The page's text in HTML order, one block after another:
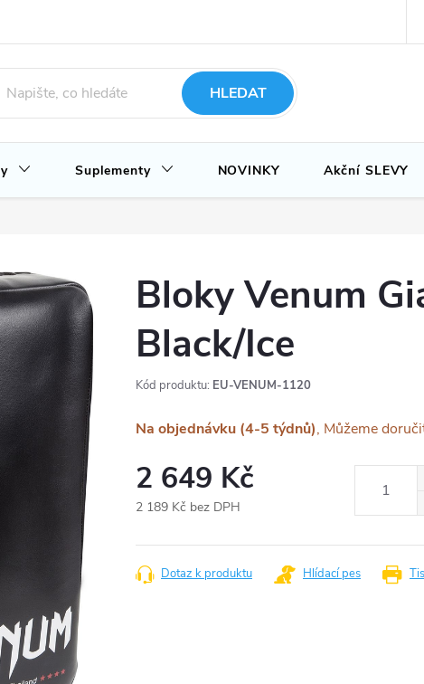
HLEDAT
Suplementy NOVINKY Akční SLEVY
Bloky Venum
Black/Ice
Kód produktu: EU-VENUM-1120
Na objednávku (4-5 týdnů)
2 649 Kč
2 189 Kč bez DPH
cena:
Dotaz k produktu Hlídací pes